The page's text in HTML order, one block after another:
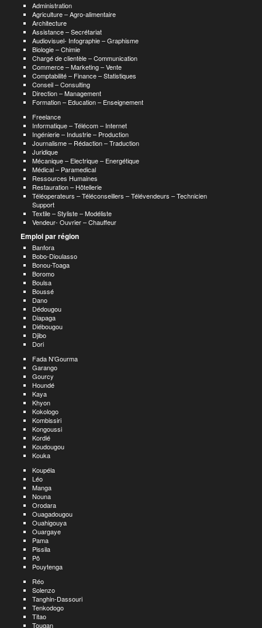
Administration
Agriculture – Agro-alimentaire
Architecture
Assistance – Secrétariat
Audiovisuel- Infographie – Graphisme
Biologie – Chimie
Chargé de clientèle – Communication
Commerce – Marketing – Vente
Comptabilité – Finance – Statistiques
Conseil – Consulting
Direction – Management
Formation – Education – Enseignement
Freelance
Informatique – Télécom – Internet
Ingénierie – Industrie – Production
Journalisme – Rédaction – Traduction
Juridique
Mécanique – Electrique – Energétique
Médical – Paramedical
Ressources Humaines
Restauration – Hôtellerie
Téléoperateurs – Téléconseillers – Télévendeurs – Technicien
Support
Textile – Styliste – Modéliste
Vendeur- Ouvrier – Chauffeur
Emploi par région
Banfora
Bobo-Dioulasso
Bonou-Toaga
Boromo
Boulsa
Boussé
Dano
Dédougou
Diapaga
Diébougou
Djibo
Dori
Fada N'Gourma
Garango
Gourcy
Houndé
Kaya
Khyon
Kokologo
Kombissiri
Kongoussi
Kordié
Koudougou
Kouka
Koupéla
Léo
Manga
Nouna
Orodara
Ouagadougou
Ouahigouya
Ouargaye
Pama
Pissila
Pô
Pouytenga
Réo
Solenzo
Tanghin-Dassouri
Tenkodogo
Titao
Tougan